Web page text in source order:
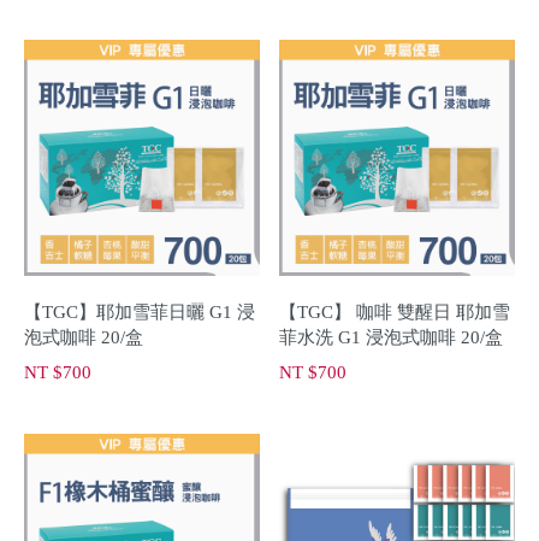
【TGC】耶加雪菲日曬 G1 浸
泡式咖啡 20/盒
NT $700
【TGC】 咖啡 雙醒日 耶加雪
菲水洗 G1 浸泡式咖啡 20/盒
NT $700